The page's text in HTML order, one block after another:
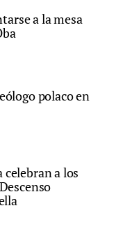
a la mesa
polaco en
celebran a los